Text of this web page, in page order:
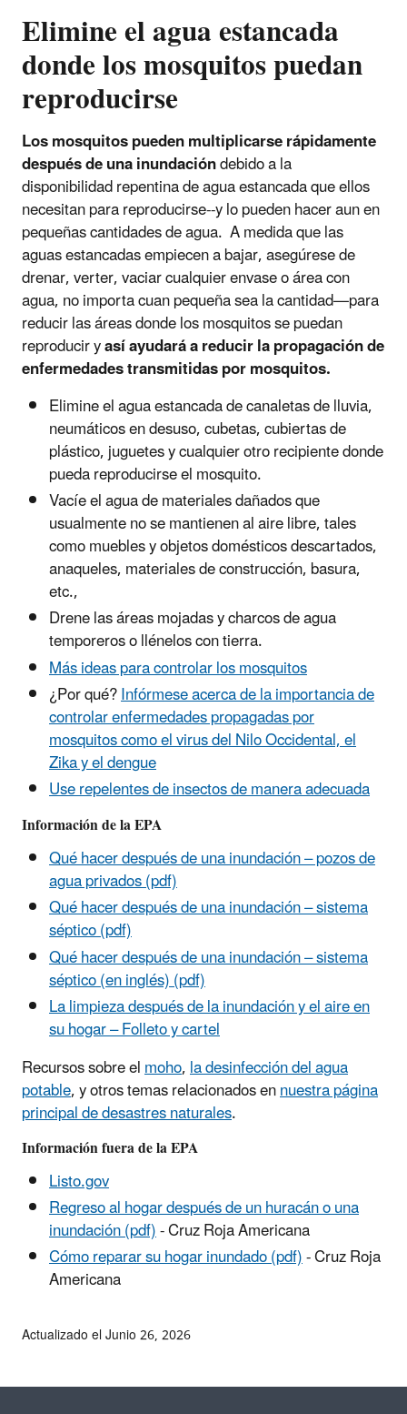
Elimine el agua estancada
donde los mosquitos puedan
reproducirse
Los mosquitos pueden multiplicarse rápidamente
después de una inundacióndebido a la
disponibilidad repentina de agua estancada que ellos
necesitan para reproducirse--y lo pueden hacer aun en
pequeñas cantidades de agua. A medida que las
aguas estancadas empiecen a bajar, asegúrese de
drenar, verter, vaciar cualquier envase o área con
agua, no importa cuan pequeña sea la cantidad—para
reducir las áreas donde los mosquitos se puedan
reproducir yasí ayudará a reducir la propagación de
enfermedades transmitidas por mosquitos.
Elimine el agua estancada de canaletas de lluvia,
neumáticos en desuso, cubetas, cubiertas de
plástico, juguetes y cualquier otro recipiente donde
pueda reproducirse el mosquito.
Vacíe el agua de materiales dañados que
usualmente no se mantienen al aire libre, tales
como muebles y objetos domésticos descartados,
anaqueles, materiales de construcción, basura,
etc.,
Drene las áreas mojadas y charcos de agua
temporeros o llénelos con tierra.
Más ideas para controlar los mosquitos
¿Por qué?Infórmese acerca de la importancia de
controlar enfermedades propagadas por
mosquitos como el virus del Nilo Occidental, el
Zika y el dengue
Use repelentes de insectos de manera adecuada
Información de la EPA
Qué hacer después de una inundación – pozos de
agua privados (pdf)
Qué hacer después de una inundación – sistema
séptico (pdf)
Qué hacer después de una inundación – sistema
séptico (en inglés) (pdf)
La limpieza después de la inundación y el aire en
su hogar – Folleto y cartel
Recursos sobre elmoho,la desinfección del agua
potable, y otros temas relacionados ennuestra página
principal de desastres naturales.
Información fuera de la EPA
Listo.gov
Regreso al hogar después de un huracán o una
inundación (pdf)- Cruz Roja Americana
Cómo reparar su hogar inundado (pdf)- Cruz Roja
Americana
Actualizado el Junio 26, 2026